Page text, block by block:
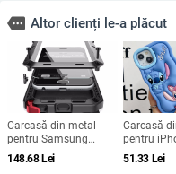
more Altor clienți le-a plăcut
Carcasă din metal
pentru Samsung
Galaxy S24/S23/S25
Ultra, spate, prelucrată,
148.68Lei
Carcasă
pentru
design
protecție
51.33 Lei